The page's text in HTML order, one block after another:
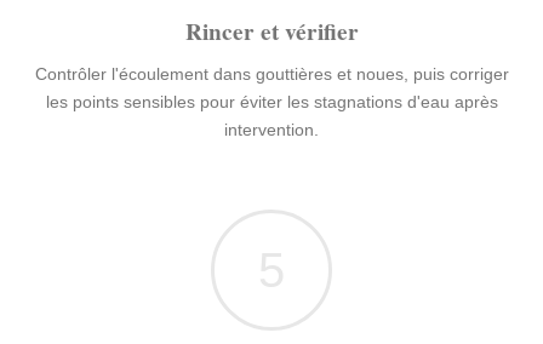
Rincer et vérifier
Contrôler l'écoulement dans gouttières et noues, puis corriger
les points sensibles pour éviter les stagnations d'eau après
intervention.
5